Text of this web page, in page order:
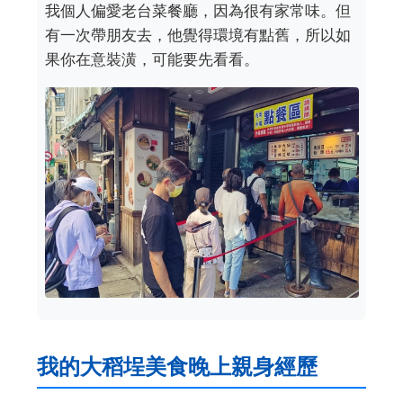
我個人偏愛老台菜餐廳，因為很有家常味。但
有一次帶朋友去，他覺得環境有點舊，所以如
果你在意裝潢，可能要先看看。
我的大稻埕美食晚上親身經歷